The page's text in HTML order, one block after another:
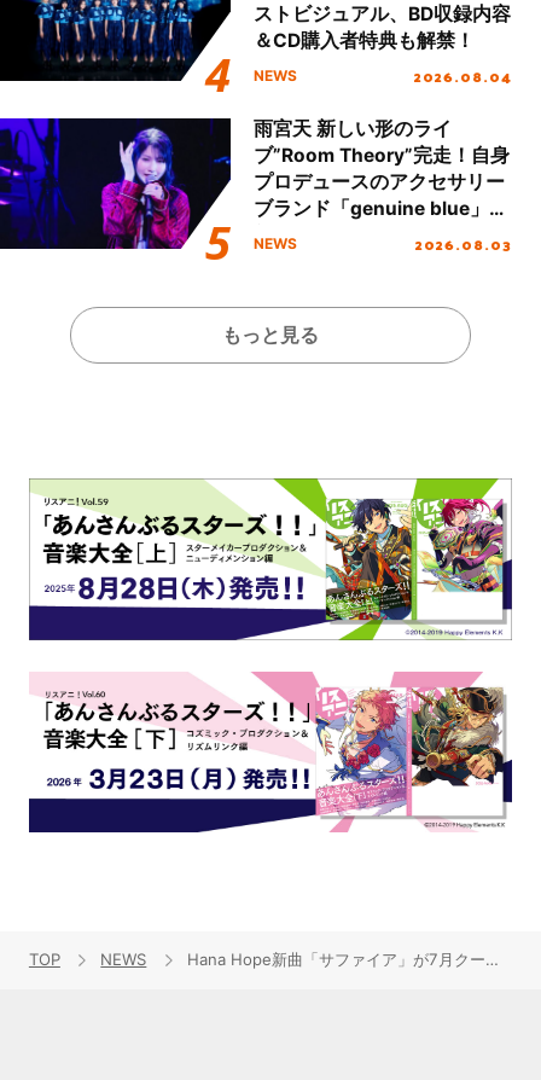
ストビジュアル、BD収録内容
＆CD購入者特典も解禁！
NEWS 2026.08.04
雨宮天 新しい形のライ
ブ”Room Theory”完走！自身
プロデュースのアクセサリー
ブランド「genuine blue」の
新作アクセサリー予約も開
NEWS 2026.08.03
もっと見る
TOP NEWS Hana Hope新曲「サファイア」が7月クールTVアニメ『瑠璃の宝石』EDテーマに決定！